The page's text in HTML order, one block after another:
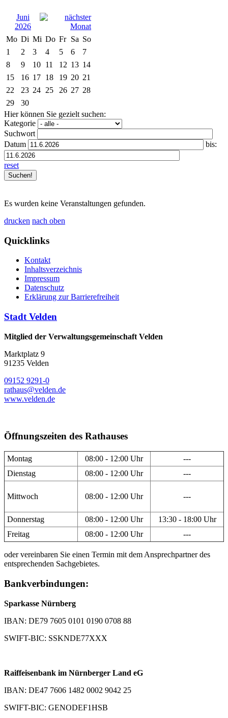
Juni
2026
Mo Di Mi Do Fr Sa So
1
2 3 4 5 6
7
8
9 10 11 12 13 14
15
16 17 18 19 20 21
22
23 24 25 26 27 28
29
30
Hier können Sie gezielt suchen:
Kategorie
Suchwort
Datum
bis:
reset
Es wurden keine Veranstaltungen gefunden.
drucken nach oben
Quicklinks
Kontakt
Inhaltsverzeichnis
Impressum
Datenschutz
Erklärung zur Barrierefreiheit
Stadt Velden
Mitglied der Verwaltungsgemeinschaft Velden
Marktplatz 9
91235 Velden
09152 9291-0
rathaus@velden.de
www.velden.de
Öffnungszeiten des Rathauses
Montag 08:00 - 12:00 Uhr
---
Dienstag
08:00 - 12:00 Uhr ---
Mittwoch 08:00 - 12:00 Uhr ---
Donnerstag 08:00 - 12:00 Uhr
13:30 - 18:00 Uhr
Freitag
08:00 - 12:00 Uhr ---
oder vereinbaren Sie einen Termin mit dem Ansprechpartner des
entsprechenden Sachgebietes.
Bankverbindungen:
Sparkasse Nürnberg
IBAN: DE79 7605 0101 0190 0708 88
SWIFT-BIC: SSKNDE77XXX
Raiffeisenbank im Nürnberger Land eG
IBAN: DE47 7606 1482 0002 9042 25
SWIFT-BIC: GENODEF1HSB